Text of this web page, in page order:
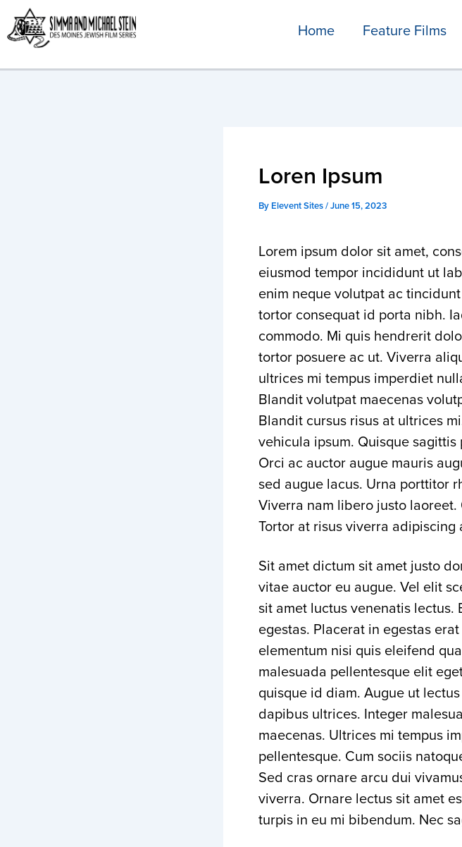
Skip
to
content
Home Feature Films
Loren Ipsum
By Elevent Sites/June 15, 2023
Lorem ipsum dolor sit amet,
eiusmod tempor incididunt ut
enim neque volutpat ac
tortor consequat id porta nibh.
commodo. Mi quis hendrerit
tortor posuere ac ut. Viverra
ultrices mi tempus imperdiet
Blandit volutpat maecenas
Blandit cursus risus at ultrices
vehicula ipsum. Quisque
Orci ac auctor augue mauris
sed augue lacus. Urna porttitor
Viverra nam libero justo
Tortor at risus viverra adipiscing
Sit amet dictum sit amet justo
vitae auctor eu augue. Vel elit
sit amet luctus venenatis
egestas. Placerat in egestas
elementum nisi quis eleifend
malesuada pellentesque elit
quisque id diam. Augue ut
dapibus ultrices. Integer
maecenas. Ultrices mi tempus
pellentesque. Cum sociis
Sed cras ornare arcu dui
viverra. Ornare lectus sit amet
turpis in eu mi bibendum. Nec